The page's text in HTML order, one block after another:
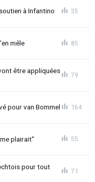
à Infantino 35
mêle 85
être appliquées
79
pour van Bommel 164
plairait" 55
pour tout
71